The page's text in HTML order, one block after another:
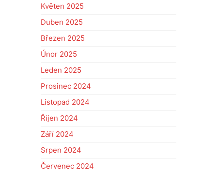
Květen 2025
Duben 2025
Březen 2025
Únor 2025
Leden 2025
Prosinec 2024
Listopad 2024
Říjen 2024
Září 2024
Srpen 2024
Červenec 2024